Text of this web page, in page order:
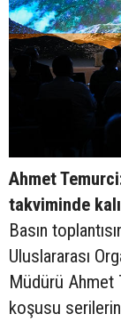
Ahmet
takviminde
Basın
Uluslararası
Müdürü Ahmet
koşusu